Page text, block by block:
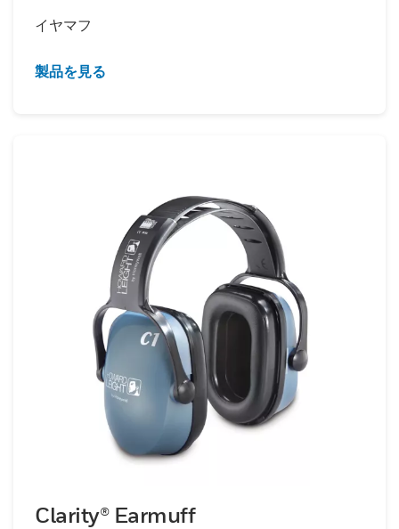
イヤマフ
製品を見る
Clarity® Earmuff